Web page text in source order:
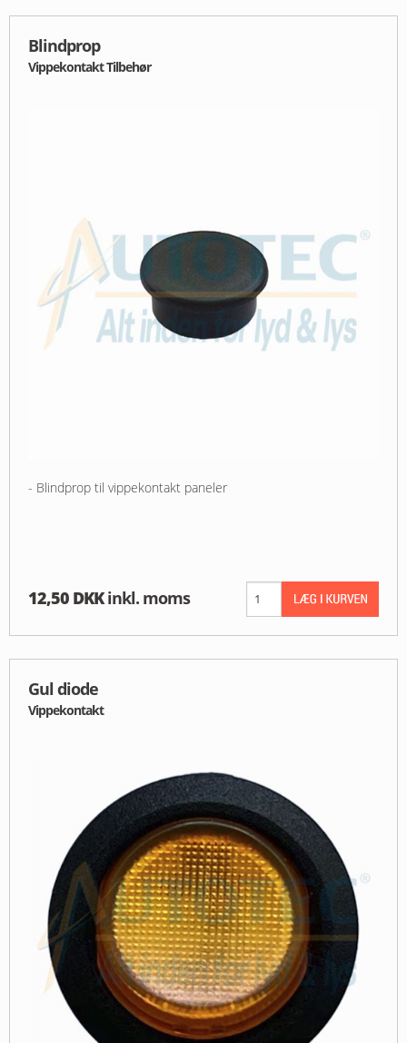
Blindprop
Vippekontakt Tilbehør
- Blindprop til vippekontakt paneler
12,50 DKK inkl. moms
Gul diode
Vippekontakt